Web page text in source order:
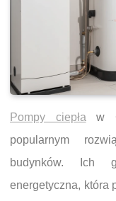
Pompy ciepła w
popularnym
budynków. Ich
energetyczna, która